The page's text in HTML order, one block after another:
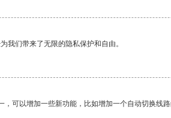
我们带来了无限的隐私保护和自由。
可以增加一些新功能，比如增加一个自动切换线路